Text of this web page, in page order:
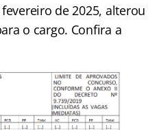
de 2025, alterou
o cargo. Confira a